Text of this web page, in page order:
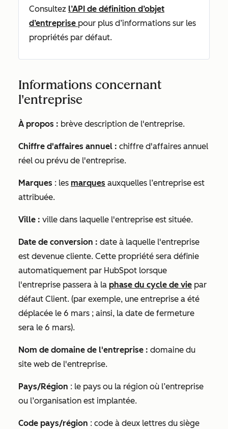
Consultez l’API de définition d’objet
d’entreprise pour plus d’informations sur les
propriétés par défaut.
Informations concernant
l'entreprise
À propos : brève description de l'entreprise.
Chiffre d'affaires annuel : chiffre d'affaires annuel
réel ou prévu de l'entreprise.
Marques : les marques auxquelles l’entreprise est
attribuée.
Ville : ville dans laquelle l'entreprise est située.
Date de conversion : date à laquelle l'entreprise
est devenue cliente. Cette propriété sera définie
automatiquement par HubSpot lorsque
l'entreprise passera à la phase du cycle de vie par
défaut Client. (par exemple, une entreprise a été
déplacée le 6 mars ; ainsi, la date de fermeture
sera le 6 mars).
Nom de domaine de l'entreprise : domaine du
site web de l'entreprise.
Pays/Région : le pays ou la région où l’entreprise
ou l’organisation est implantée.
Code pays/région : code à deux lettres du siège